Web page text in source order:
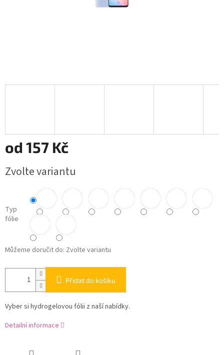
od 157 Kč
cena:
Zvolte variantu
Typ
fólie
Můžeme doručit do: Zvolte variantu
Přidat do košíku
Vyber si hydrogelovou fólii z naší nabídky.
Detailní informace